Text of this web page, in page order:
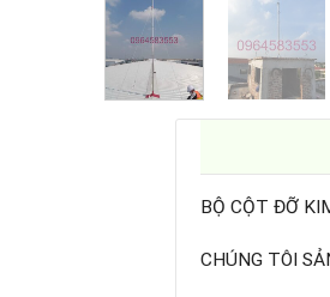
BỘ CỘT ĐỠ
CHÚNG TÔI